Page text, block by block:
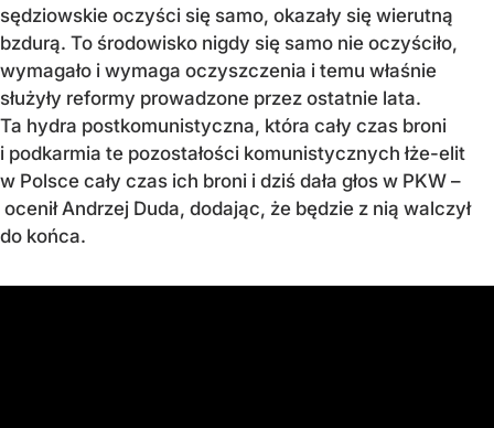
sędziowskie oczyści się samo, okazały się wierutną
bzdurą. To środowisko nigdy się samo nie oczyściło,
wymagało i wymaga oczyszczenia i temu właśnie
służyły reformy prowadzone przez ostatnie lata.
Ta hydra postkomunistyczna, która cały czas broni
i podkarmia te pozostałości komunistycznych łże-elit
w Polsce cały czas ich broni i dziś dała głos w PKW –
ocenił Andrzej Duda, dodając, że będzie z nią walczył
do końca.